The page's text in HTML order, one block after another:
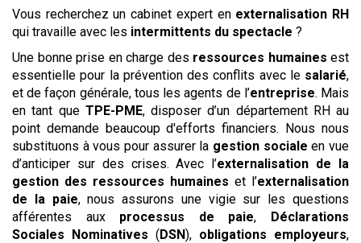
Vous recherchez un cabinet expert en externalisation RH
qui travaille avec les intermittents du spectacle ?
Une bonne prise en charge des ressources humaines est
essentielle pour la prévention des conflits avec le salarié,
et de façon générale, tous les agents de l’entreprise. Mais
en tant que TPE-PME, disposer d’un département RH au
point demande beaucoup d'efforts financiers. Nous nous
substituons à vous pour assurer la gestion sociale en vue
d’anticiper sur des crises. Avec l’externalisation de la
gestion des ressources humaines et l’externalisation
de la paie, nous assurons une vigie sur les questions
afférentes aux processus de paie, Déclarations
Sociales Nominatives (DSN), obligations employeurs,